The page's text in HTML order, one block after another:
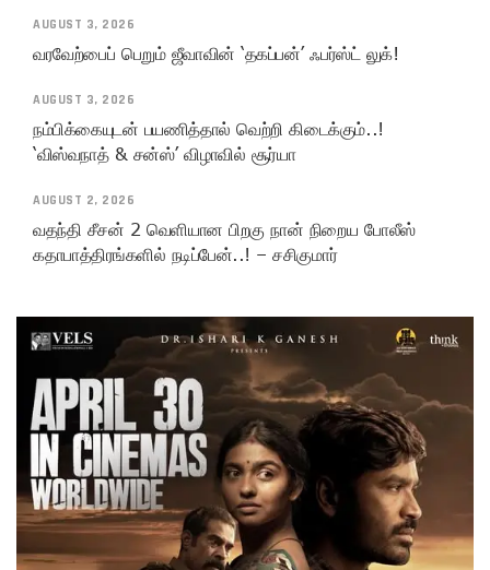
AUGUST 3, 2026
வரவேற்பைப் பெறும் ஜீவாவின் ‘தகப்பன்’ ஃபர்ஸ்ட் லுக்!
AUGUST 3, 2026
நம்பிக்கையுடன் பயணித்தால் வெற்றி கிடைக்கும்..!
‘விஸ்வநாத் & சன்ஸ்’ விழாவில் சூர்யா
AUGUST 2, 2026
வதந்தி சீசன் 2 வெளியான பிறகு நான் நிறைய போலீஸ்
கதாபாத்திரங்களில் நடிப்பேன்..! – சசிகுமார்